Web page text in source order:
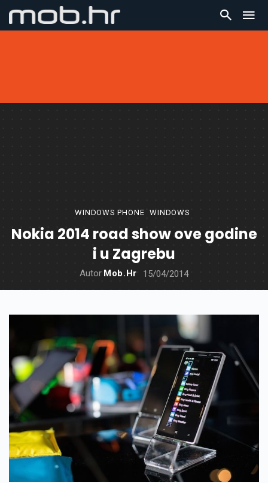
WINDOWS PHONE WINDOWS
Nokia 2014 road show ove godine
i u Zagrebu
Autor Mob.hr 15/04/2014